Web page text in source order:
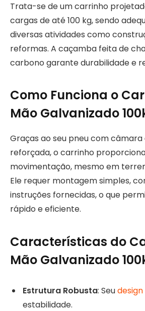
Trata-se de um carrinho
cargas de até 100 kg, sendo
diversas atividades como
reformas. A caçamba feita de
carbono garante durabilidade e
Como Funciona o
Mão Galvanizado
Graças ao seu pneu com
reforçada, o carrinho
movimentação, mesmo em
Ele requer montagem simples,
instruções fornecidas, o que
rápido e eficiente.
Características do
Mão Galvanizado
Estrutura Robusta: Seu
estabilidade.